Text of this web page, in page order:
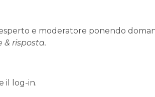
e moderatore ponendo
& risposta.
il log-in.